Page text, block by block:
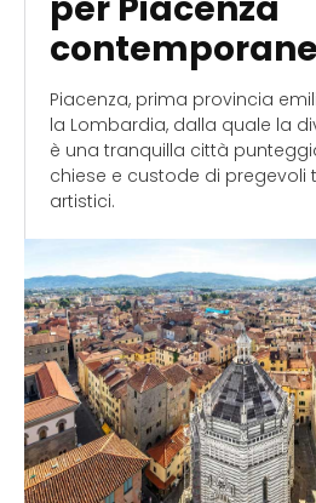
Piacenza, prima provincia
la Lombardia, dalla quale la
è una tranquilla città
chiese e custode di pregevoli
artistici.